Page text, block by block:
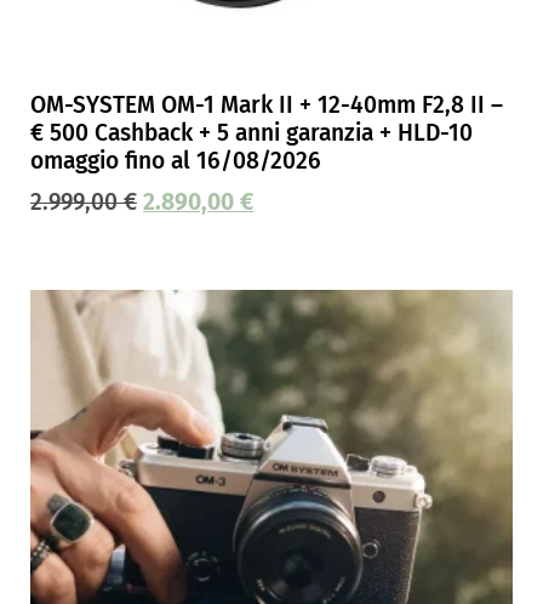
OM-SYSTEM OM-1 Mark II + 12-40mm F2,8 II –
€ 500 Cashback + 5 anni garanzia + HLD-10
omaggio fino al 16/08/2026
2.999,00€ 2.890,00 €